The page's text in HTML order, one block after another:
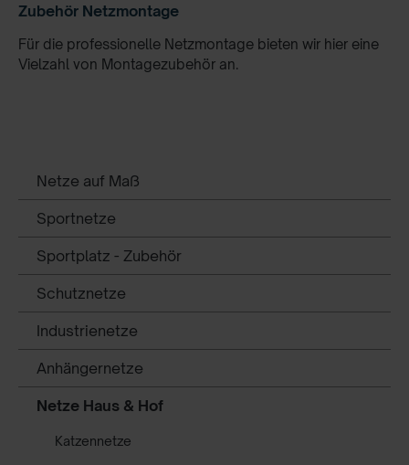
Zubehör Netzmontage
Für die professionelle Netzmontage bieten wir hier eine
Vielzahl von Montagezubehör an.
Netze auf Maß
Sportnetze
Sportplatz - Zubehör
Schutznetze
Industrienetze
Anhängernetze
Netze Haus & Hof
Katzennetze